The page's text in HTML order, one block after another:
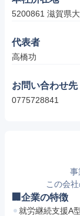
5200861 滋賀県
代表者
高橋功
お問い合わせ先
0775728841
事
この会
🏢企業の特徴
就労継続支援A